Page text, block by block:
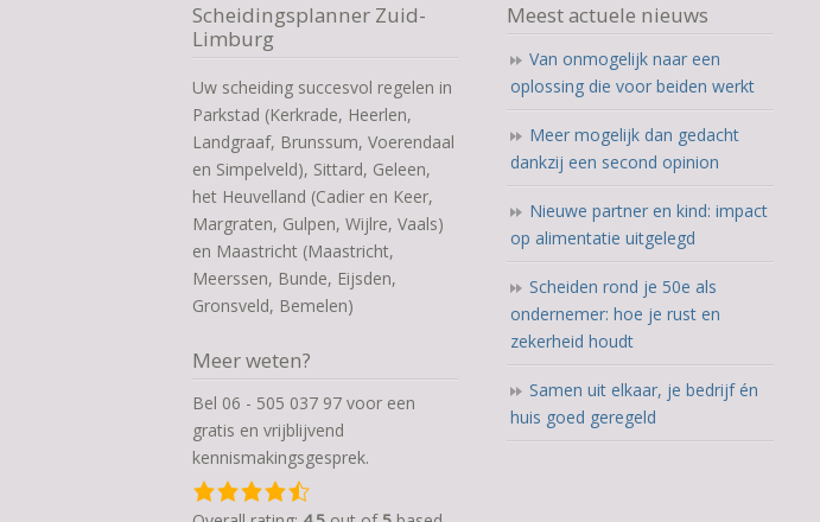
Scheidingsplanner Zuid-
Limburg
Uw scheiding succesvol regelen in
Parkstad (Kerkrade, Heerlen,
Landgraaf, Brunssum, Voerendaal
en Simpelveld), Sittard, Geleen,
het Heuvelland (Cadier en Keer,
Margraten, Gulpen, Wijlre, Vaals)
en Maastricht (Maastricht,
Meerssen, Bunde, Eijsden,
Gronsveld, Bemelen)
Meer weten?
Bel 06 - 505 037 97 voor een
gratis en vrijblijvend
kennismakingsgesprek.
4,5
Meest actuele nieuws
Van onmogelijk naar een
oplossing die voor beiden werkt
Meer mogelijk dan gedacht
dankzij een second opinion
Nieuwe partner en kind: impact
op alimentatie uitgelegd
Scheiden rond je 50e als
ondernemer: hoe je rust en
zekerheid houdt
Samen uit elkaar, je bedrijf én
huis goed geregeld